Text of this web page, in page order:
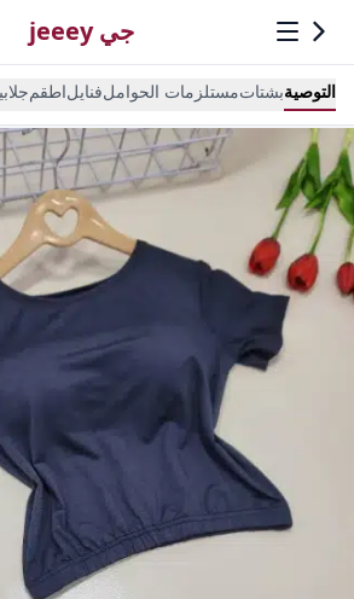
جي jeeey
التوصيةبشتاتمستلزمات الحواملفنايلاطقم